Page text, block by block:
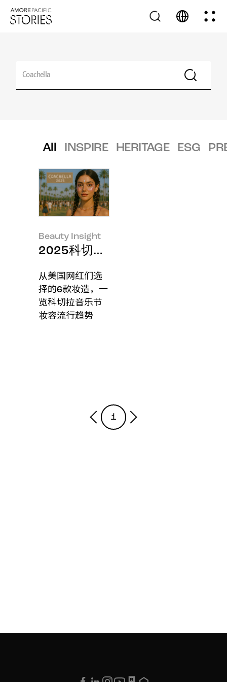
All INSPIRE HERITAGE ESG
Beauty Insight
2025科切拉音乐节（Coachella）
从美国网红们选
择的6款妆造，一
览科切拉音乐节
妆容流行趋势
1